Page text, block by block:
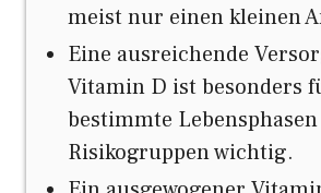
meist nur einen kleinen
Eine ausreichende
Vitamin D ist besonders
bestimmte
Risikogruppen wichtig.